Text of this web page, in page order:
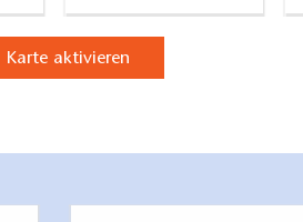
Karte aktivieren